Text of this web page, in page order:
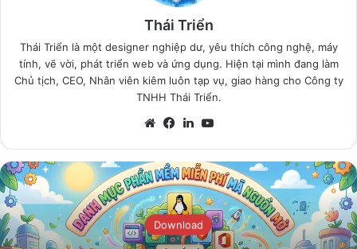
Thái Triển
Thái Triển là một designer nghiệp dư, yêu thích công nghệ, máy
tính, vẽ vời, phát triển web và ứng dụng. Hiện tại mình đang làm
Chủ tịch, CEO, Nhân viên kiêm luôn tạp vụ, giao hàng cho Công ty
TNHH Thái Triển.
WebsiteFacebook
LinkedIn
Download